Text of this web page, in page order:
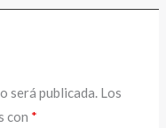
será publicada. Los
con *